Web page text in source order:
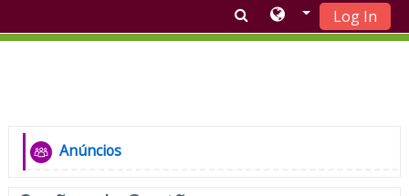
Log In
Topic outline
General
Anúncios
Forum